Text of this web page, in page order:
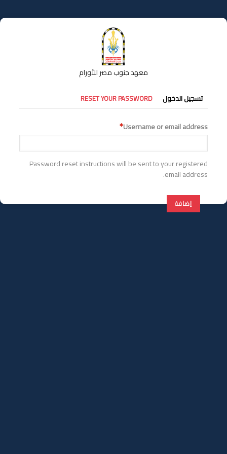
إلى
المحتوى
معهد جنوب مصر للأورام
التبويبات
الأساسية
تسجيل الدخول RESET YOUR PASSWORD
Username or email address
Password reset instructions will be sent to your registered
email address.